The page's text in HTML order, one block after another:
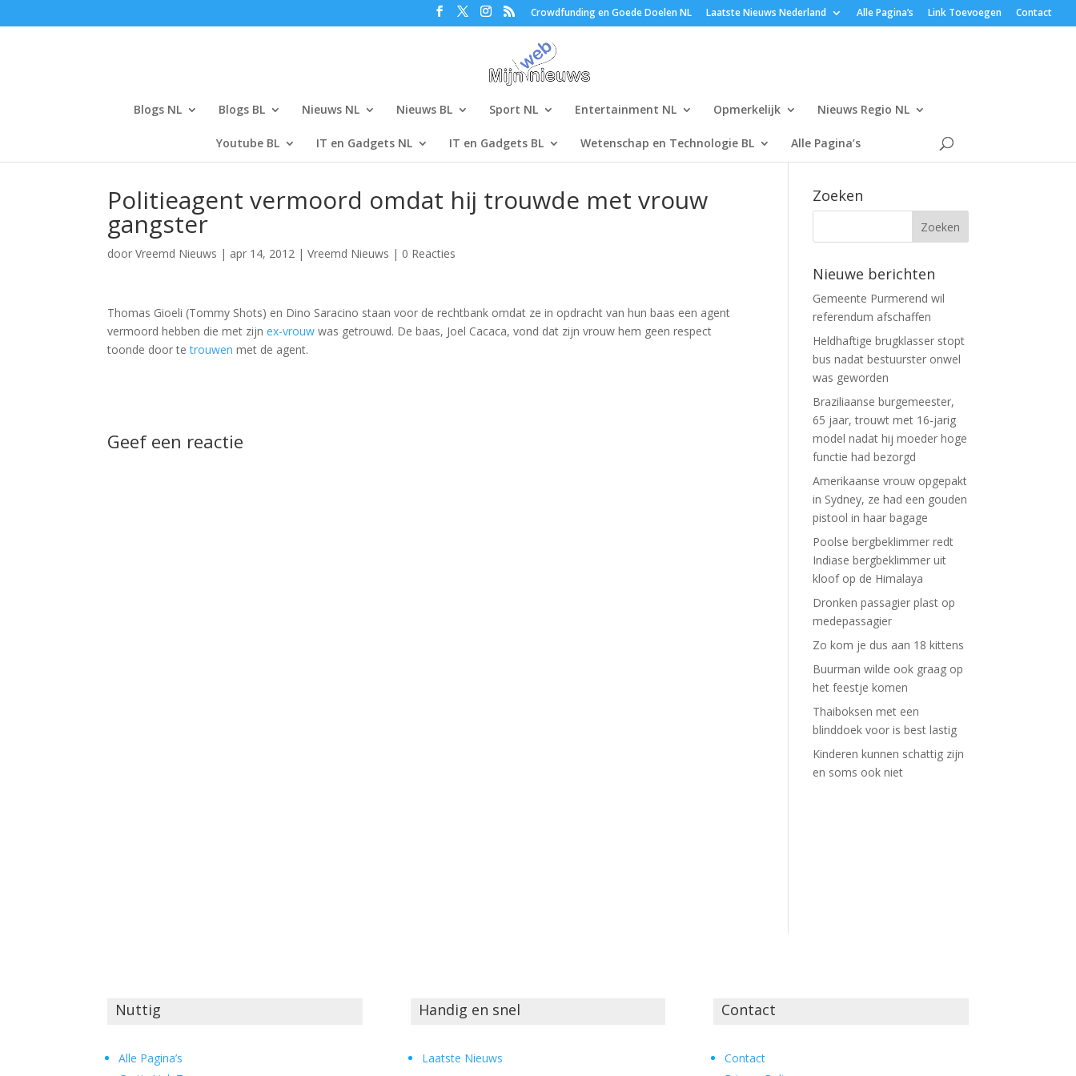
Crowdfunding en Goede Doelen NL Laatste Nieuws Nederland Alle Pagina’s Link Toevoegen Contact
Blogs NL Blogs BL Nieuws NL Nieuws BL Sport NL Entertainment NL Opmerkelijk Nieuws Regio NL
Youtube BL IT en Gadgets NL IT en Gadgets BL Wetenschap en Technologie BL Alle Pagina’s
Politieagent vermoord omdat hij trouwde met vrouw
gangster
doorVreemd Nieuws | apr 14, 2012 |Vreemd Nieuws | 0 Reacties
Thomas Gioeli (Tommy Shots) en Dino Saracino staan voor de rechtbank omdat ze in opdracht van hun baas een agent
vermoord hebben die met zijnex-vrouw was getrouwd. De baas, Joel Cacaca, vond dat zijn vrouw hem geen respect
toonde door tetrouwen met de agent.
Geef een reactie
Zoeken
Nieuwe berichten
Gemeente Purmerend wil
referendum afschaffen
Heldhaftige brugklasser stopt
bus nadat bestuurster onwel
was geworden
Braziliaanse burgemeester,
65 jaar, trouwt met 16-jarig
model nadat hij moeder hoge
functie had bezorgd
Amerikaanse vrouw opgepakt
in Sydney, ze had een gouden
pistool in haar bagage
Poolse bergbeklimmer redt
Indiase bergbeklimmer uit
kloof op de Himalaya
Dronken passagier plast op
medepassagier
Zo kom je dus aan 18 kittens
Buurman wilde ook graag op
het feestje komen
Thaiboksen met een
blinddoek voor is best lastig
Kinderen kunnen schattig zijn
en soms ook niet
Nuttig
Alle Pagina’s
Handig en snel
Laatste Nieuws
Contact
Contact